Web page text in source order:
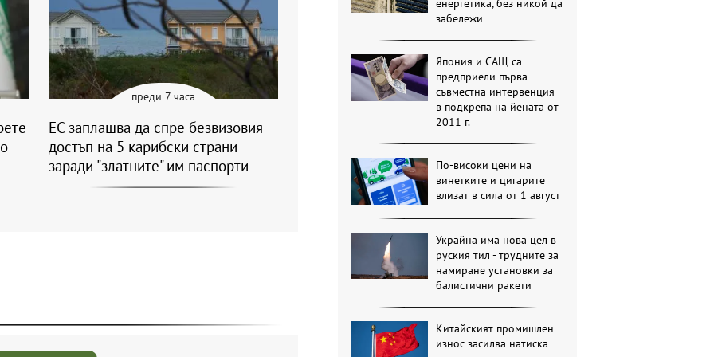
енергетика, без никой да
забележи
Япония и САЩ са
предприели първа
съвместна интервенция
в подкрепа на йената от
2011 г.
По-високи цени на
винетките и цигарите
влизат в сила от 1 август
Украйна има нова цел в
руския тил - трудните за
намиране установки за
балистични ракети
Китайският промишлен
износ засилва натиска
преди 7 часа
ЕС заплашва да спре безвизовия
достъп на 5 карибски страни
заради "златните" им паспорти